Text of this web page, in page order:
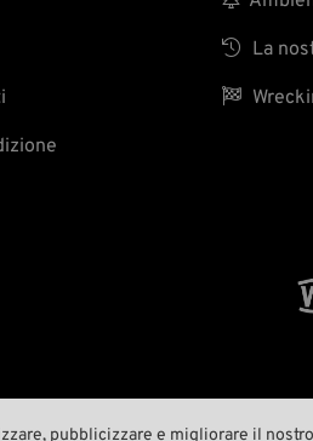
pubblicizzare e migliorare il
 La
